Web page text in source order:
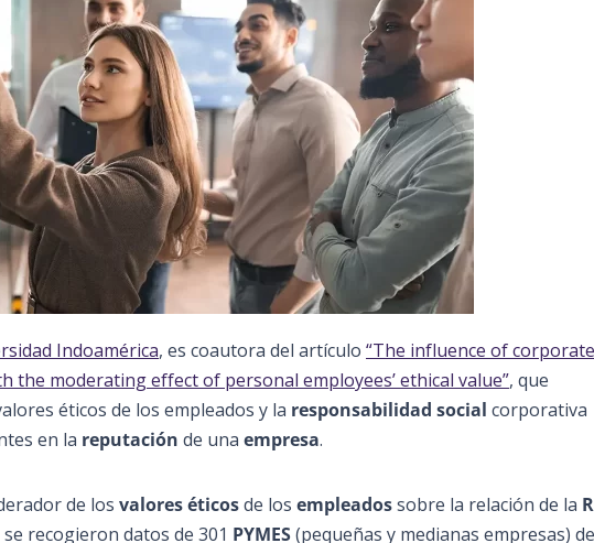
Indoamérica, es coautora del artículo “The influence of corporate
moderating effect of personal employees’ ethical value”, que
éticos de los empleados y la responsabilidad social corporativa
en la reputación de una empresa.
de los valores éticosde los empleadossobre la relación de la
recogieron datos de 301 PYMES(pequeñas y medianas empresas)